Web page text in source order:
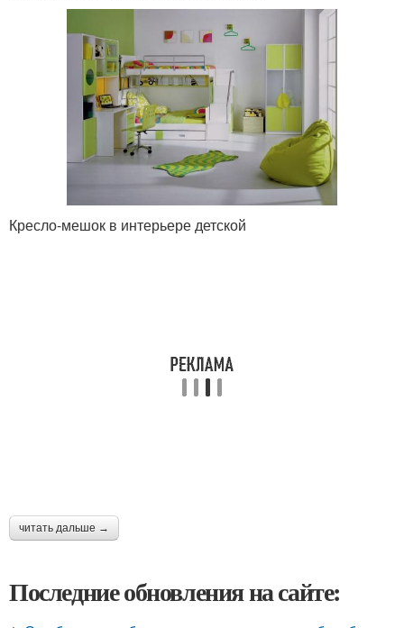
Кресло-мешок в интерьере детской
читать дальше →
Последние обновления на сайте: